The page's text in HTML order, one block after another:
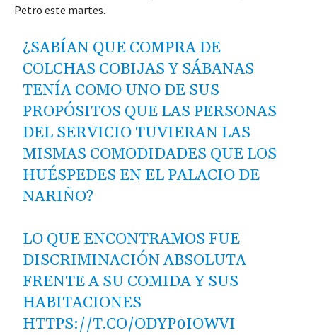
Petro este martes.
¿SABÍAN QUE COMPRA DE
COLCHAS COBIJAS Y SÁBANAS
TENÍA COMO UNO DE SUS
PROPÓSITOS QUE LAS PERSONAS
DEL SERVICIO TUVIERAN LAS
MISMAS COMODIDADES QUE LOS
HUÉSPEDES EN EL PALACIO DE
NARIÑO?
LO QUE ENCONTRAMOS FUE
DISCRIMINACIÓN ABSOLUTA
FRENTE A SU COMIDA Y SUS
HABITACIONES
HTTPS://T.CO/ODYP0IOWVI